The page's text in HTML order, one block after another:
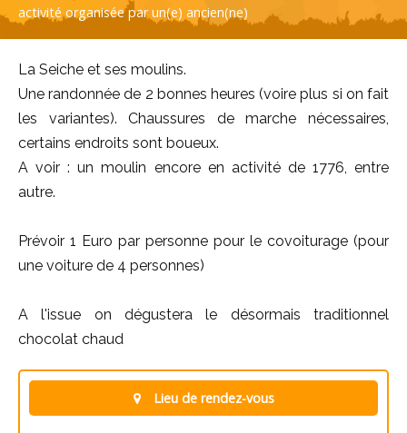
activité organisée par un(e) ancien(ne)
La Seiche et ses moulins.
Une randonnée de 2 bonnes heures (voire plus si on fait
les variantes). Chaussures de marche nécessaires,
certains endroits sont boueux.
A voir : un moulin encore en activité de 1776, entre
autre.
Prévoir 1 Euro par personne pour le covoiturage (pour
une voiture de 4 personnes)
A l'issue on dégustera le désormais traditionnel
chocolat chaud
Lieu de rendez-vous